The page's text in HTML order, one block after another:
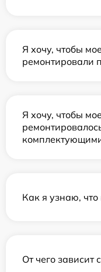
Я хочу, чтобы
ремонтировали
Я хочу, чтобы
Как я узнаю, что
От чего зависит